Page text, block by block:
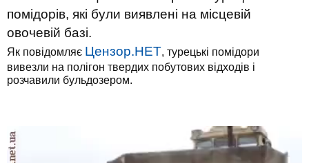
помідорів, які були виявлені на місцевій
овочевій базі.
Як повідомляє Цензор.НЕТ, турецькі помідори
вивезли на полігон твердих побутових відходів і
розчавили бульдозером.